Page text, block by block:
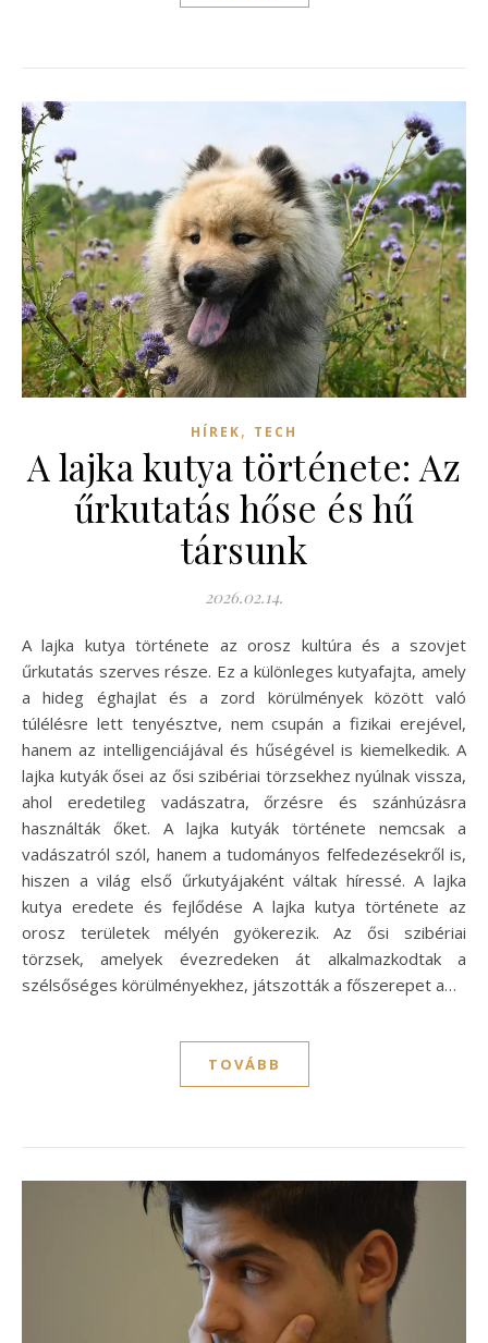
HÍREK, TECH
A lajka kutya története: Az
űrkutatás hőse és hű
társunk
2026.02.14.
A lajka kutya története az orosz kultúra és a szovjet
űrkutatás szerves része. Ez a különleges kutyafajta, amely
a hideg éghajlat és a zord körülmények között való
túlélésre lett tenyésztve, nem csupán a fizikai erejével,
hanem az intelligenciájával és hűségével is kiemelkedik. A
lajka kutyák ősei az ősi szibériai törzsekhez nyúlnak vissza,
ahol eredetileg vadászatra, őrzésre és szánhúzásra
használták őket. A lajka kutyák története nemcsak a
vadászatról szól, hanem a tudományos felfedezésekről is,
hiszen a világ első űrkutyájaként váltak híressé. A lajka
kutya eredete és fejlődése A lajka kutya története az
orosz területek mélyén gyökerezik. Az ősi szibériai
törzsek, amelyek évezredeken át alkalmazkodtak a
szélsőséges körülményekhez, játszották a főszerepet a…
TOVÁBB